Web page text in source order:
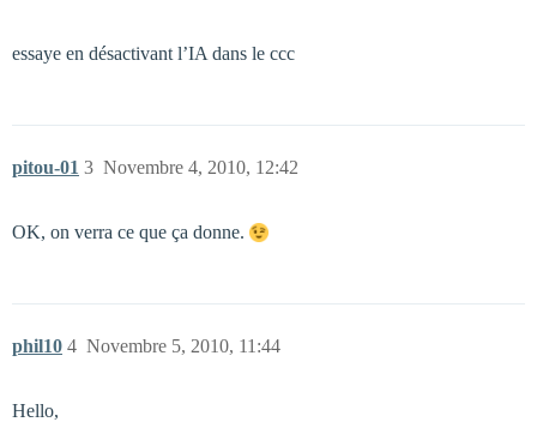
essaye en désactivant l’IA dans le ccc
pitou-01 Novembre 4, 2010, 12:42
3
OK, on verra ce que ça donne.
phil10 Novembre 5, 2010, 11:44
4
Hello,